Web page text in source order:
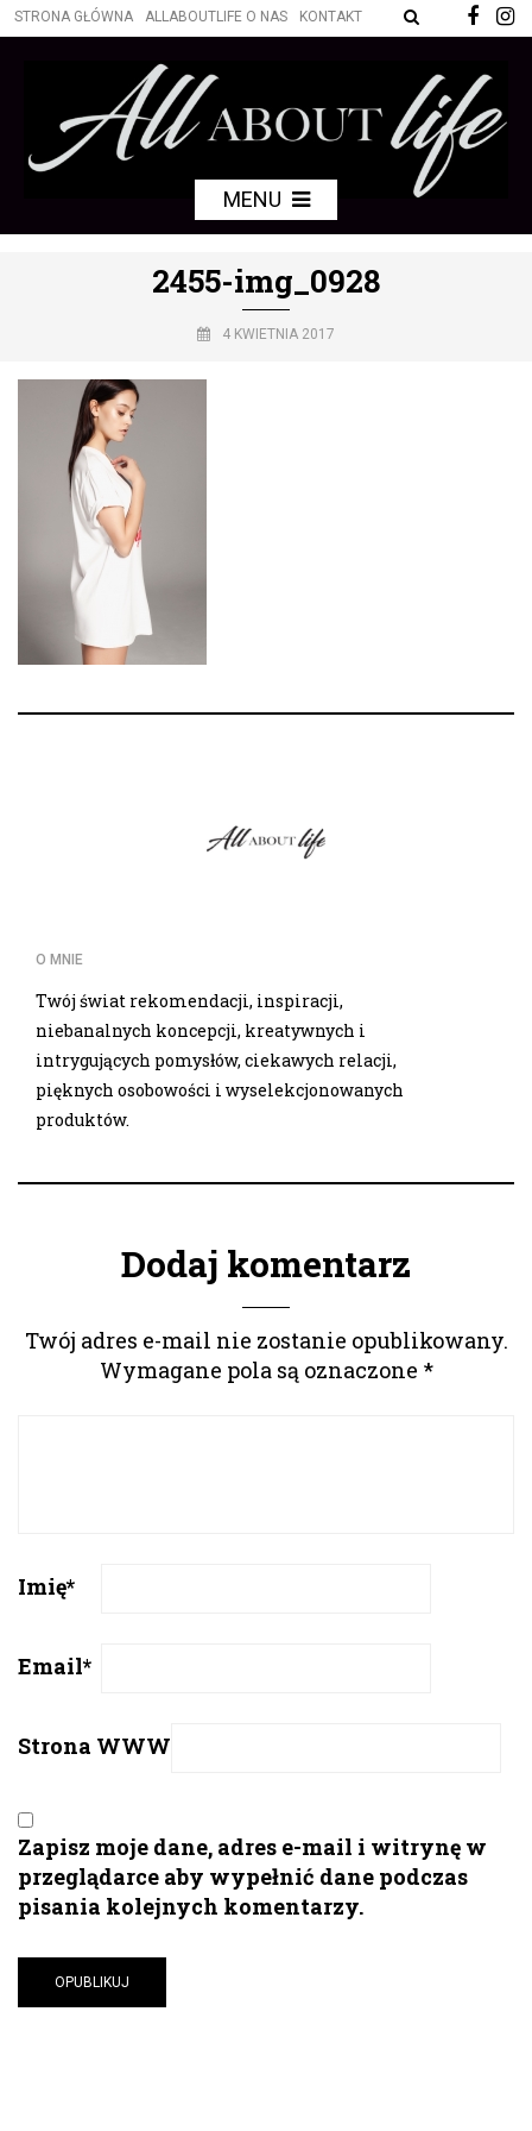
STRONA GŁÓWNA ALLABOUTLIFE O NAS KONTAKT
MENU
2455-img_0928
4 KWIETNIA 2017
O MNIE
Twój świat rekomendacji, inspiracji,
niebanalnych koncepcji, kreatywnych i
intrygujących pomysłów, ciekawych relacji,
pięknych osobowości i wyselekcjonowanych
produktów.
Dodaj komentarz
Twój adres e-mail nie zostanie opublikowany.
Wymagane pola są oznaczone *
Imię*
Email*
Strona WWW
Zapisz moje dane, adres e-mail i witrynę w
przeglądarce aby wypełnić dane podczas
pisania kolejnych komentarzy.